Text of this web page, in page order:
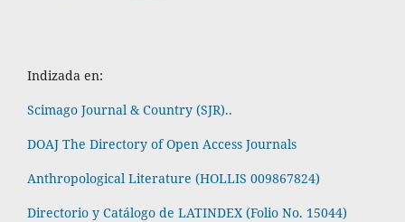
Indizada en:
Scimago Journal & Country (SJR)..
DOAJ The Directory of Open Access Journals
Anthropological Literature (HOLLIS 009867824)
Directorio y Catálogo de LATINDEX (Folio No. 15044)